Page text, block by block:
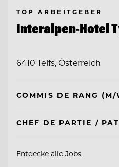
TOP ARBEITGEBER
Interalpen-Hotel
6410 Telfs, Österreich
COMMIS DE RANG (M/
CHEF DE PARTIE /
Entdecke alle Jobs